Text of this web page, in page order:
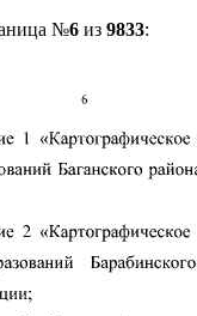
№6из 9833: